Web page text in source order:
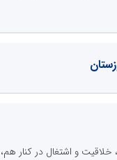
و اشتغال در کنار هم،